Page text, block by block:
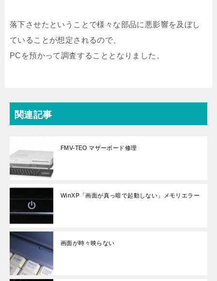
落下させたということで様々な部品に悪影響を及ぼし
ていることが想定されるので、
PCを預かって調査することとなりました。
関連記事
FMV-TEO マザーボード修理
WinXP「画面が真っ暗で起動しない」メモリエラー
画面が時々映らない